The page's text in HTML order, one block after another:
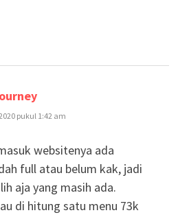
berkata:
pukul 1:42 am
websitenya ada
full atau belum kak, jadi
aja yang masih ada.
di hitung satu menu 73k